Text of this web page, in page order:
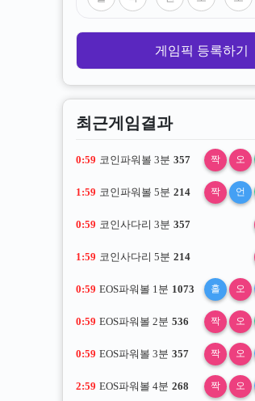
게임픽 등록하기
최근게임결과
0:58 코인파워볼 3분 357 짝 오
1:58 코인파워볼 5분 214 짝 언
0:58 코인사다리 3분 357
1:58 코인사다리 5분 214
0:58 EOS파워볼 1분 1073 홀 오
0:58 EOS파워볼 2분 536 짝 오
0:58 EOS파워볼 3분 357 짝 오
2:58 EOS파워볼 4분 268 짝 오